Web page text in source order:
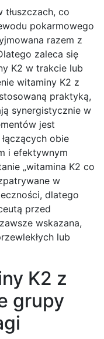
tłuszczach, co
pokarmowego
razem z
zaleca się
K2 w trakcie lub
witaminy K2 z
praktyką,
synergistycznie w
jest
obie
i efektywnym
„witamina K2 co
w
dlatego
przed
wskazana,
lub
K2 z
grupy